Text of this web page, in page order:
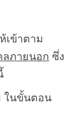
เข้าตาม
ลภายนอก ซึ่ง
ในขั้นตอน